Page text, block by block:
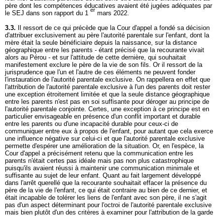
père dont les compétences éducatives avaient été jugées adéquates par
le SEJ dans son rapport du 1 er mars 2022.
3.3. Il ressort de ce qui précède que la Cour d'appel a fondé sa décision
d'attribuer exclusivement au père l'autorité parentale sur l'enfant, dont la
mère était la seule bénéficiaire depuis la naissance, sur la distance
géographique entre les parents - étant précisé que la recourante vivait
alors au Pérou - et sur l'attitude de cette dernière, qui souhaitait
manifestement exclure le père de la vie de son fils. Or il ressort de la
jurisprudence que l'un et l'autre de ces éléments ne peuvent fonder
l'instauration de l'autorité parentale exclusive. On rappellera en effet que
l'attribution de l'autorité parentale exclusive à l'un des parents doit rester
une exception étroitement limitée et que la seule distance géographique
entre les parents n'est pas en soi suffisante pour déroger au principe de
l'autorité parentale conjointe. Certes, une exception à ce principe est en
particulier envisageable en présence d'un conflit important et durable
entre les parents ou d'une incapacité durable pour ceux-ci de
communiquer entre eux à propos de l'enfant, pour autant que cela exerce
une influence négative sur celui-ci et que l'autorité parentale exclusive
permette d'espérer une amélioration de la situation. Or, en l'espèce, la
Cour d'appel a précisément retenu que la communication entre les
parents n'était certes pas idéale mais pas non plus catastrophique
puisqu'ils avaient réussi à maintenir une communication minimale et
suffisante au sujet de leur enfant. Quant au fait largement développé
dans l'arrêt querellé que la recourante souhaitait effacer la présence du
père de la vie de l'enfant, ce qui était contraire au bien de ce dernier, et
était incapable de tolérer les liens de l'enfant avec son père, il ne s'agit
pas d'un aspect déterminant pour l'octroi de l'autorité parentale exclusive
mais bien plutôt d'un des critères à examiner pour l'attribution de la garde